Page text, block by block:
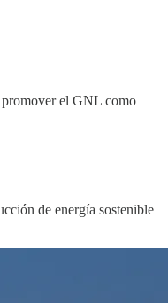
promover el GNL como
de energía sostenible